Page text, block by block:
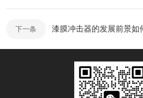
下一条 漆膜冲击器的发展前景如